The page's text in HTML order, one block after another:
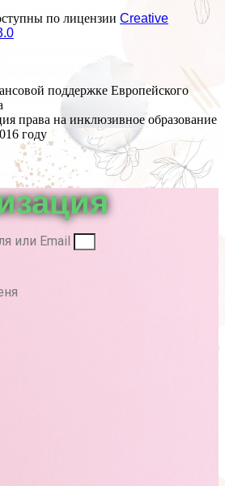
по лицензии Creative
поддержке Европейского
права на инклюзивное образование
году
или Email